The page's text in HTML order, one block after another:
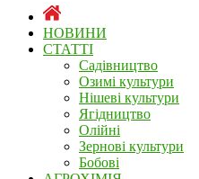
НОВИНИ
СТАТТІ
Садівництво
Озимі культури
Нішеві культури
Ягідництво
Олійні
Зернові культури
Бобові